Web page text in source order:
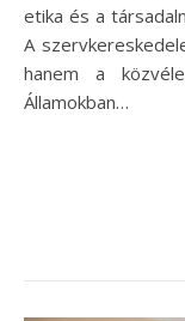
etika és a
A
hanem a
Államokban…